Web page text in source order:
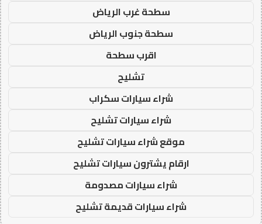
سطحة غرب الرياض
سطحة جنوب الرياض
اقرب سطحة
تشليح
شراء سيارات سكراب
شراء سيارات تشليح
موقع شراء سيارات تشليح
ارقام يشترون سيارات تشليح
شراء سيارات مصدومة
شراء سيارات قديمة تشليح